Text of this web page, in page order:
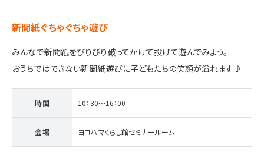
新聞紙ぐちゃぐちゃ遊び
みんなで新聞紙をびりびり破ってかけて投げて遊んでみよう。
おうちではできない新聞紙遊びに子どもたちの笑顔が溢れます♪
時間 10：30～16：00
会場 ヨコハマくらし館セミナールーム
アクセス
住まいと暮らしのコラム
住宅展示場出展に関するご案内